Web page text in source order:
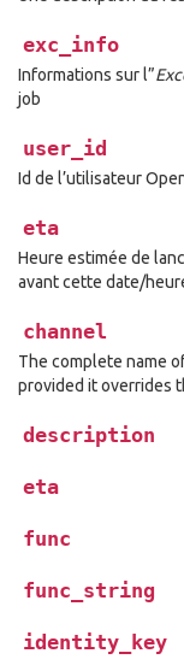
exc_info
Informations sur l”
job
user_id
Id de l’utilisateur
eta
Heure estimée de
avant cette date/
channel
The complete name
provided it overrides
description
eta
func
func_string
identity_key